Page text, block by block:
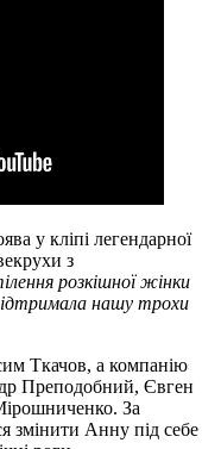
у кліпі легендарної
з
розкішної жінки
нашу трохи
Ткачов, а компанію
Преподобний, Євген
За
змінити Анну під себе